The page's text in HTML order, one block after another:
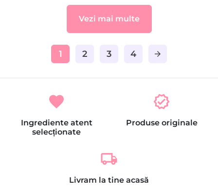
Vezi mai multe
1 2 3 4 arrow_forward
favorite
Ingrediente atent
selecționate
verified
Produse originale
local_shipping
Livram la tine acasă